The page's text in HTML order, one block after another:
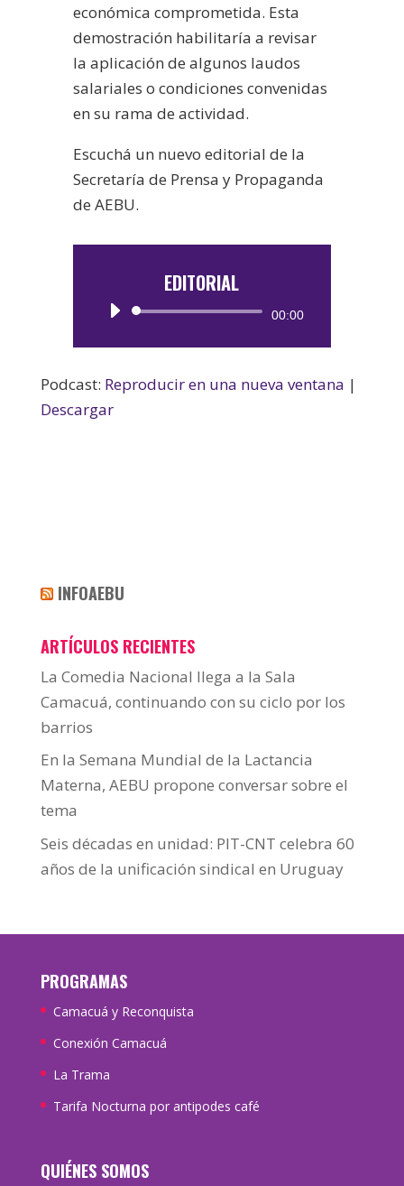
económica comprometida. Esta
demostración habilitaría a revisar
la aplicación de algunos laudos
salariales o condiciones convenidas
en su rama de actividad.
Escuchá un nuevo editorial de la
Secretaría de Prensa y Propaganda
de AEBU.
EDITORIAL
Reproductor
00:00
Podcast: Reproducir en una nueva ventana |
Descargar
INFOAEBU
ARTÍCULOS RECIENTES
La Comedia Nacional llega a la Sala
Camacuá, continuando con su ciclo por los
barrios
En la Semana Mundial de la Lactancia
Materna, AEBU propone conversar sobre el
tema
Seis décadas en unidad: PIT-CNT celebra 60
años de la unificación sindical en Uruguay
PROGRAMAS
Camacuá y Reconquista
Conexión Camacuá
La Trama
Tarifa Nocturna por antipodes café
QUIÉNES SOMOS